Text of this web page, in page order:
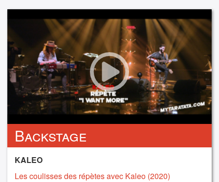
Backstage
KALEO
Les coulisses des répètes avec Kaleo (2020)